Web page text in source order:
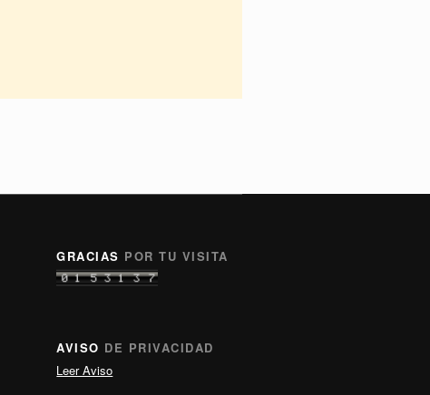
GRACIAS POR TU VISITA
AVISO DE PRIVACIDAD
Leer Aviso